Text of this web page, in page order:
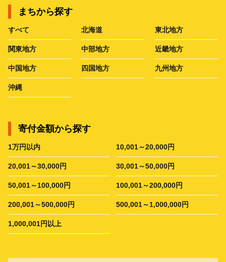
まちから探す
すべて 北海道 東北地方
関東地方 中部地方 近畿地方
中国地方 四国地方 九州地方
沖縄
寄付金額から探す
1万円以内 10,001～20,000円
20,001～30,000円 30,001～50,000円
50,001～100,000円 100,001～200,000円
200,001～500,000円 500,001～1,000,000円
1,000,001円以上